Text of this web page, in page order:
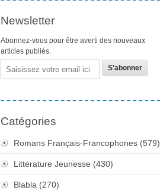
Newsletter
Abonnez-vous pour être averti des nouveaux
articles publiés.
Email
Catégories
Romans Français-Francophones (579)
Littérature Jeunesse (430)
Blabla (270)